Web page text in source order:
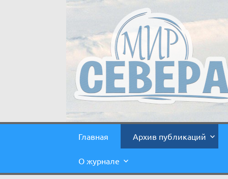
Главная Архив публикаций
О журнале